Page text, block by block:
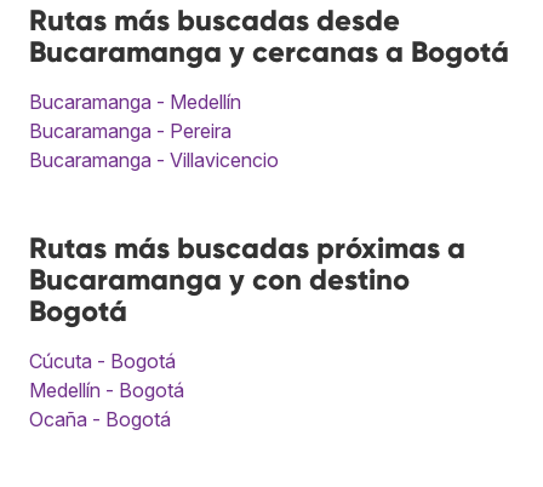
Rutas más buscadas desde
Bucaramanga y cercanas a Bogotá
Bucaramanga - Medellín
Bucaramanga - Pereira
Bucaramanga - Villavicencio
Rutas más buscadas próximas a
Bucaramanga y con destino
Bogotá
Cúcuta - Bogotá
Medellín - Bogotá
Ocaña - Bogotá